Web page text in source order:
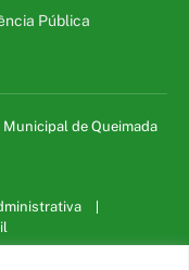
Pública
de Queimada